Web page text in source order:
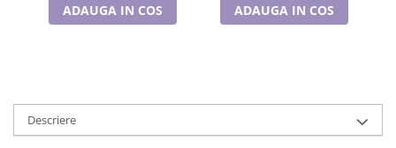
Cadouri pentru Doctori
Cadouri pentru Sfânta Maria
ADAUGA IN COS ADAUGA IN COS
Descriere